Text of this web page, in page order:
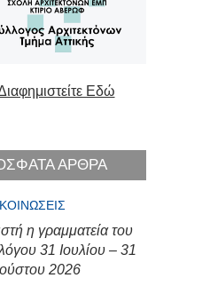
Εδώ
ΑΡΘΡΑ
η γραμματεία του
31 Ιουλίου – 31
2026